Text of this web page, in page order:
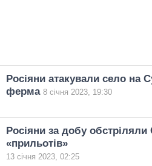
Росіяни атакували село на
ферма 8 січня 2023, 19:30
Росіяни за добу
«прильотів»
13 січня 2023, 02:25